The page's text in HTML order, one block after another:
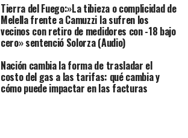
Tierra del Fuego:»La tibieza o complicidad de
Melella frente a Camuzzi la sufren los
vecinos con retiro de medidores con -18 bajo
cero» sentenció Solorza (Audio)
Nación cambia la forma de trasladar el
costo del gas a las tarifas: qué cambia y
cómo puede impactar en las facturas